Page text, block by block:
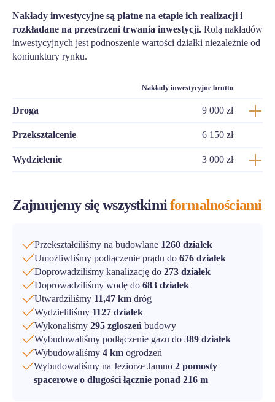
Nakłady inwestycyjne są płatne na etapie ich realizacji i
rozkładane na przestrzeni trwania inwestycji. Rolą nakładów
inwestycyjnych jest podnoszenie wartości działki niezależnie od
koniunktury rynku.
Nakłady inwestycyjne brutto
Droga 9 000 zł
Przekształcenie 6 150 zł
Wydzielenie 3 000 zł
Zajmujemy się wszystkimiformalnościami
Przekształciliśmy na budowlane 1260 działek
Umożliwliśmy podłączenie prądu do 676 działek
Doprowadziliśmy kanalizację do 273 działek
Doprowadziliśmy wodę do 683 działek
Utwardziliśmy 11,47 km dróg
Wydzieliliśmy 1127 działek
Wykonaliśmy 295 zgłoszeń budowy
Wybudowaliśmy podłączenie gazu do 389 działek
Wybudowaliśmy 4 km ogrodzeń
Wybudowaliśmy na Jeziorze Jamno 2 pomosty
spacerowe o długości łącznie ponad 216 m